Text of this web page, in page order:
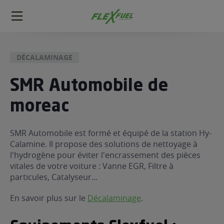
FlexFuel
Méga
du carburant avec
garagiste
DÉCALAMINAGE
SMR Automobile de
moreac
SMR Automobile est formé et équipé de la station Hy-
Calamine. Il propose des solutions de nettoyage à
l'hydrogène pour éviter l'encrassement des pièces
vitales de votre voiture : Vanne EGR, Filtre à
particules, Catalyseur...
En savoir plus sur le Décalaminage.